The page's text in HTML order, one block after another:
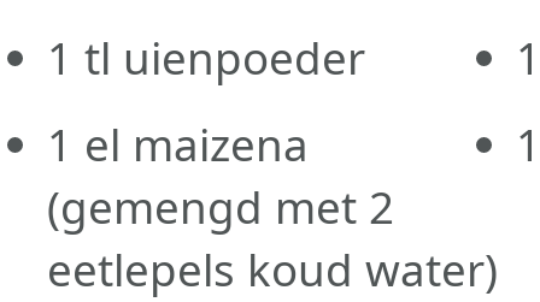
1 tl uienpoeder
1 el maizena
(gemengd met 2
eetlepels koud water)